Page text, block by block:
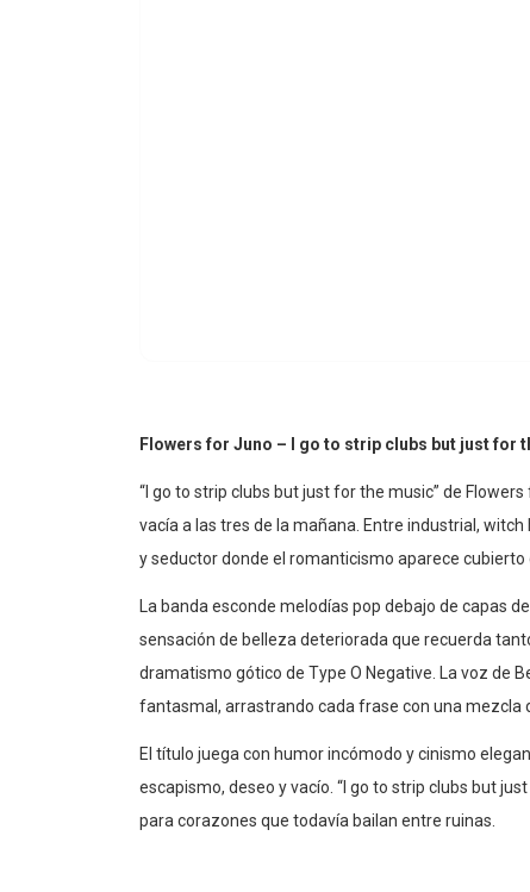
Flowers for Juno – I go to strip clubs but just for
“I go to strip clubs but just for the music” de
vacía a las tres de la mañana. Entre industrial,
y seductor donde el romanticismo aparece
La banda esconde melodías pop debajo de capas
sensación de belleza deteriorada que recuerda
dramatismo gótico de Type O Negative. La voz de
fantasmal, arrastrando cada frase con una mezcla
El título juega con humor incómodo y cinismo
escapismo, deseo y vacío. “I go to strip clubs but
para corazones que todavía bailan entre ruinas.